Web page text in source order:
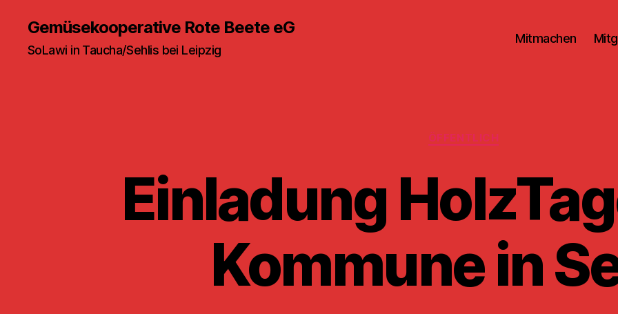
Gemüsekooperative Rote Beete eG
SoLawi in Taucha/Sehlis bei Leipzig
Mitmachen
Kategorien
ÖFFENTLICH
Einladung
Kommune in